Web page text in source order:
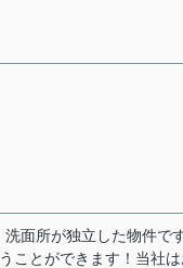
面所が独立した物件で
ことができます！当社は